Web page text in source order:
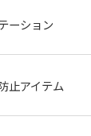
ーション
止アイテム